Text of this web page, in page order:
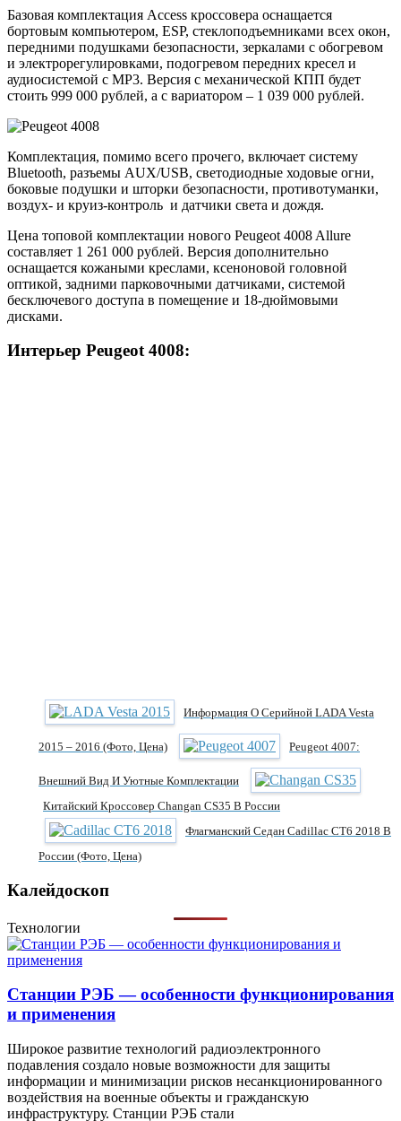
Базовая комплектация Access кроссовера оснащается
бортовым компьютером, ESP, стеклоподъемниками всех окон,
передними подушками безопасности, зеркалами с обогревом
и электрорегулировками, подогревом передних кресел и
аудиосистемой с MP3. Версия с механической КПП будет
стоить 999 000 рублей, а с вариатором – 1 039 000 рублей.
Комплектация, помимо всего прочего, включает систему
Bluetooth, разъемы AUX/USB, светодиодные ходовые огни,
боковые подушки и шторки безопасности, противотуманки,
воздух- и круиз-контроль и датчики света и дождя.
Цена топовой комплектации нового Peugeot 4008 Allure
составляет 1 261 000 рублей. Версия дополнительно
оснащается кожаными креслами, ксеноновой головной
оптикой, задними парковочными датчиками, системой
бесключевого доступа в помещение и 18-дюймовыми
дисками.
Интерьер Peugeot 4008:
Информация О Серийной LADA Vesta
2015 – 2016 (фото, Цена) Peugeot 4007:
Внешний Вид И Уютные Комплектации
Китайский Кроссовер Changan CS35 В России
Флагманский Седан Cadillac CT6 2018 В
России (фото, Цена)
Калейдоскоп
Технологии
Станции РЭБ — особенности функционирования
и применения
Широкое развитие технологий радиоэлектронного
подавления создало новые возможности для защиты
информации и минимизации рисков несанкционированного
воздействия на военные объекты и гражданскую
инфраструктуру. Станции РЭБ стали